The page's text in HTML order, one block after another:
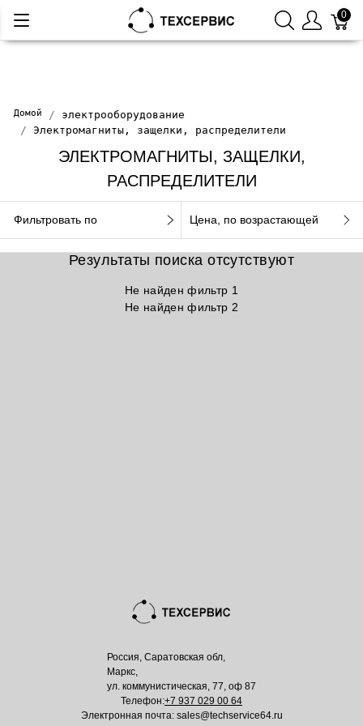
0
Домой
электрооборудование
Электромагниты, защелки, распределители
ЭЛЕКТРОМАГНИТЫ, ЗАЩЕЛКИ,
РАСПРЕДЕЛИТЕЛИ
Фильтровать по Цена, по возрастающей
Результаты поиска отсутствуют
Не найден фильтр 1
Не найден фильтр 2
Россия, Саратовская обл,
Маркс,
ул. коммунистическая, 77, оф 87
Телефон:+7 937 029 00 64
Электронная почта: sales@techservice64.ru